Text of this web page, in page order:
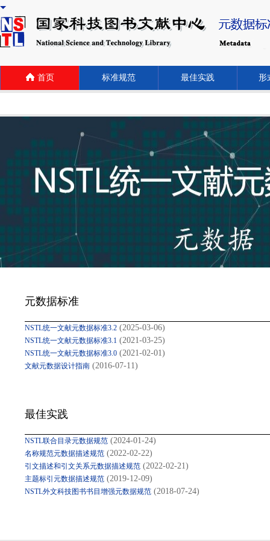
首页 标准规范 最佳实践 形
元数据标准
NSTL统一文献元数据标准3.2 (2025-03-06)
NSTL统一文献元数据标准3.1 (2021-03-25)
NSTL统一文献元数据标准3.0 (2021-02-01)
文献元数据设计指南 (2016-07-11)
最佳实践
NSTL联合目录元数据规范 (2024-01-24)
名称规范元数据描述规范 (2022-02-22)
引文描述和引文关系元数据描述规范 (2022-02-21)
主题标引元数据描述规范 (2019-12-09)
NSTL外文科技图书书目增强元数据规范 (2018-07-24)